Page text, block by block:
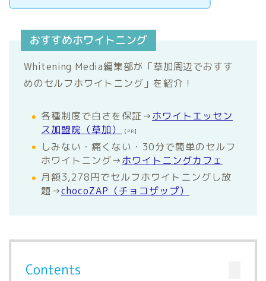
おすすめホワイトニング
Whitening Media編集部が「草加周辺でおすす
めのセルフホワイトニング」を紹介！
各種制度で白さを保証→ホワイトエッセン
ス加盟院（草加）
【PR】
しみない・痛くない・30分で簡単のセルフ
ホワイトニング→ホワイトニングカフェ
月額3,278円でセルフホワイトニングし放
題→chocoZAP（チョコザップ）
Contents